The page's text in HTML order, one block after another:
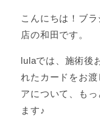
こんにちは！ブ
店の和田です。
lulaでは、施術後
れたカードをお
アについて、も
ます♪